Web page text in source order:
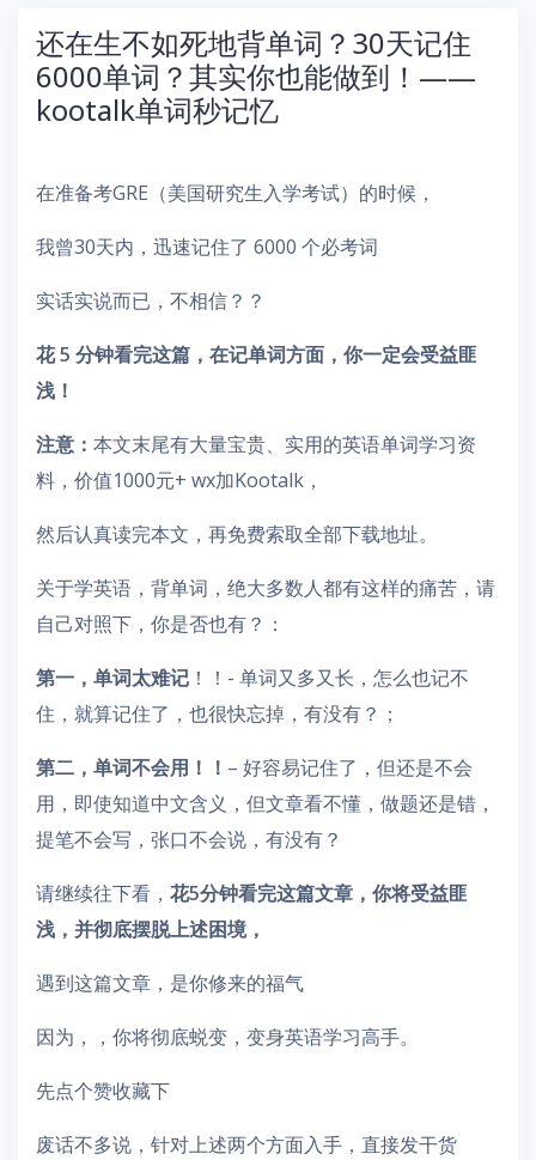
还在生不如死地背单词？30天记住
6000单词？其实你也能做到！——
kootalk单词秒记忆
在准备考GRE（美国研究生入学考试）的时候，
我曾30天内，迅速记住了 6000 个必考词
实话实说而已，不相信？？
花 5 分钟看完这篇，在记单词方面，你一定会受益匪
浅！
注意： 本文末尾有大量宝贵、实用的英语单词学习资
料，价值1000元+ wx加Kootalk，
然后认真读完本文，再免费索取全部下载地址。
关于学英语，背单词，绝大多数人都有这样的痛苦，请
自己对照下，你是否也有？：
第一，单词太难记 ！！- 单词又多又长，怎么也记不
住，就算记住了，也很快忘掉，有没有？；
第二，单词不会用！！ – 好容易记住了，但还是不会
用，即使知道中文含义，但文章看不懂，做题还是错，
提笔不会写，张口不会说，有没有？
请继续往下看， 花5分钟看完这篇文章，你将受益匪
浅，并彻底摆脱上述困境，
遇到这篇文章，是你修来的福气
因为，，你将彻底蜕变，变身英语学习高手。
先点个赞收藏下
废话不多说，针对上述两个方面入手，直接发干货